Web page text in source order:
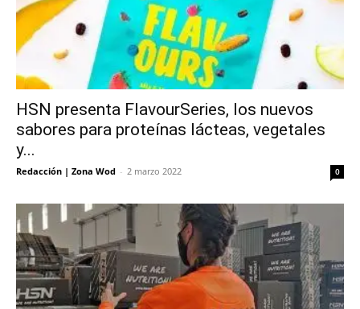
HSN presenta FlavourSeries, los nuevos
sabores para proteínas lácteas, vegetales
y...
Redacción | Zona Wod - 2 marzo 2022 0